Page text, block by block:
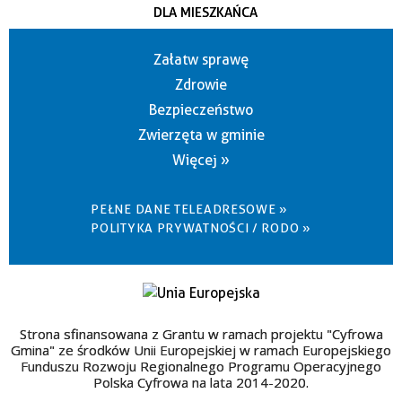
DLA MIESZKAŃCA
Załatw sprawę
Zdrowie
Bezpieczeństwo
Zwierzęta w gminie
Więcej »
PEŁNE DANE TELEADRESOWE »
POLITYKA PRYWATNOŚCI / RODO »
Strona sfinansowana z Grantu w ramach projektu "Cyfrowa
Gmina" ze środków Unii Europejskiej w ramach Europejskiego
Funduszu Rozwoju Regionalnego Programu Operacyjnego
Polska Cyfrowa na lata 2014-2020.